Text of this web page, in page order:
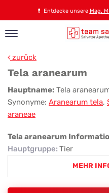
💊 Entdecke unsere Mag.
zurück
Tela aranearum
Tela
aranearum
Hauptname: Tela
Synonyme: Aranearum tela,
araneae
Tela aranearum
Hauptgruppe: Tier
MEHR